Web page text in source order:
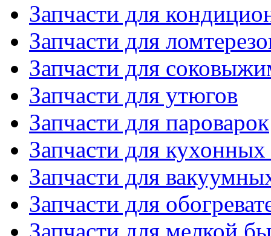
Запчасти для
Запчасти для
Запчасти для
Запчасти для утюгов
Запчасти для пароварок
Запчасти для
Запчасти для
Запчасти для